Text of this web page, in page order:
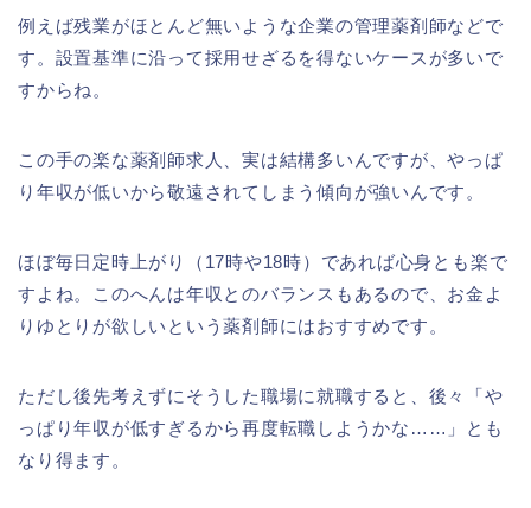
例えば残業がほとんど無いような企業の管理薬剤師などで
す。設置基準に沿って採用せざるを得ないケースが多いで
すからね。
この手の楽な薬剤師求人、実は結構多いんですが、やっぱ
り年収が低いから敬遠されてしまう傾向が強いんです。
ほぼ毎日定時上がり（17時や18時）であれば心身とも楽で
すよね。このへんは年収とのバランスもあるので、お金よ
りゆとりが欲しいという薬剤師にはおすすめです。
ただし後先考えずにそうした職場に就職すると、後々「や
っぱり年収が低すぎるから再度転職しようかな……」とも
なり得ます。